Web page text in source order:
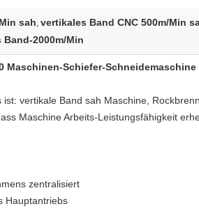
sah, vertikales Band CNC 500m/Min
2000m/Min
Maschinen-Schiefer-Schneidemaschine
vertikale Band sah Maschine,
Maschine Arbeits-Leistungsfähigkeit
zentralisiert
Hauptantriebs